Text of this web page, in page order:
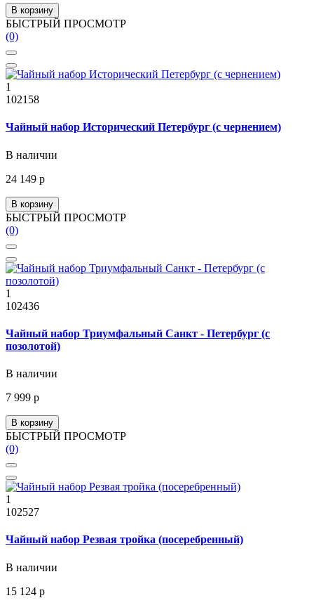
В корзину
БЫСТРЫЙ ПРОСМОТР
(0)
1
102158
Чайный набор Исторический Петербург (с чернением)
В наличии
24 149 р
В корзину
БЫСТРЫЙ ПРОСМОТР
(0)
1
102436
Чайный набор Триумфальный Санкт - Петербург (с
позолотой)
В наличии
7 999 р
В корзину
БЫСТРЫЙ ПРОСМОТР
(0)
1
102527
Чайный набор Резвая тройка (посеребренный)
В наличии
15 124 р